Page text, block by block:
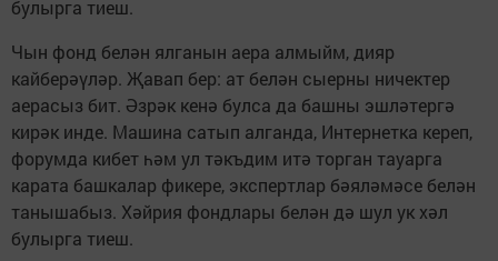
булырга тиеш.
Чын фонд белән ялганын аера алмыйм, дияр
кайберәүләр. Җавап бер: ат белән сыерны ничектер
аерасыз бит. Әзрәк кенә булса да башны эшләтергә
кирәк инде. Машина сатып алганда, Интернетка кереп,
форумда кибет һәм ул тәкъдим итә торган тауарга
карата башкалар фикере, экспертлар бәяләмәсе белән
танышабыз. Хәйрия фондлары белән дә шул ук хәл
булырга тиеш.